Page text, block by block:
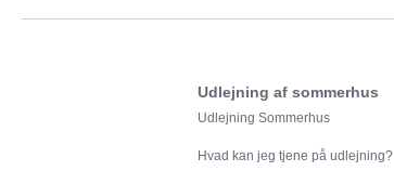
Udlejning af sommerhus
Udlejning Sommerhus
Hvad kan jeg tjene på udlejning?